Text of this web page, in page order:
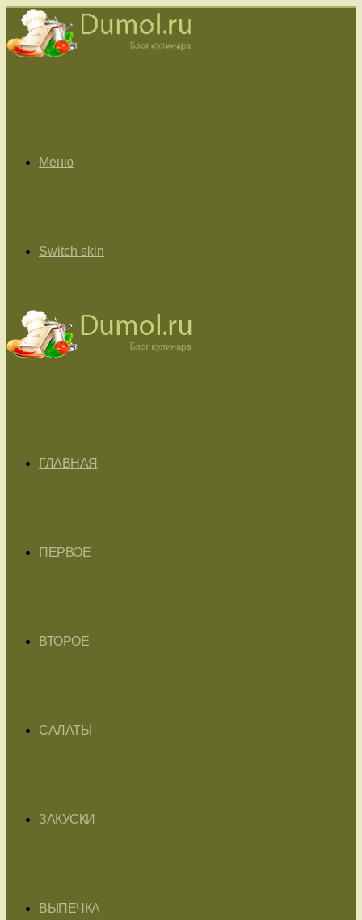
Меню
Switch skin
ГЛАВНАЯ
ПЕРВОЕ
ВТОРОЕ
САЛАТЫ
ЗАКУСКИ
ВЫПЕЧКА